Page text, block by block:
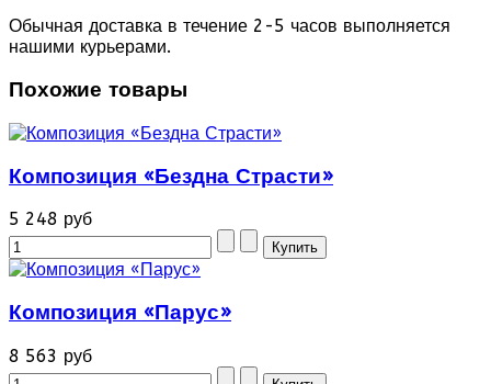
Обычная доставка в течение 2-5 часов выполняется
нашими курьерами.
Похожие товары
Композиция «Бездна Страсти»
5 248 руб
Композиция «Парус»
8 563 руб